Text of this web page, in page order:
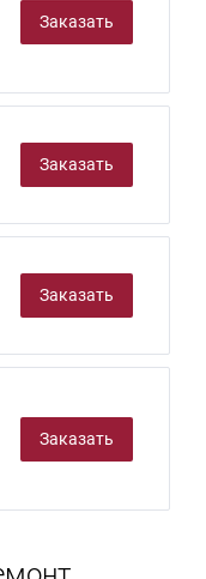
Заказать
Заказать
Заказать
Заказать